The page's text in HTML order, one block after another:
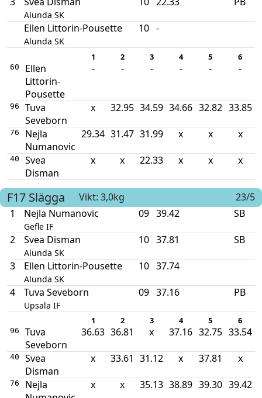
Alunda SK
Ellen Littorin-Pousette
Alunda SK
10 -
1 2 3 4 5 6
60
Ellen
Littorin-
Pousette
- - - - - -
96
Tuva
Seveborn
x 32.95 34.59 34.66 32.82 33.85
76
Nejla
Numanovic
29.34 31.47 31.99 x x x
40
Svea
Disman
x x 22.33 x x x
F17 Slägga Vikt: 3,0kg
23/5
1
Nejla Numanovic
Gefle IF
09 39.42 SB
2 Svea Disman
Alunda SK
10 37.81 SB
3 Ellen Littorin-Pousette
Alunda SK
10 37.74
4 Tuva Seveborn
Upsala IF
09 37.16 PB
1 2 3 4 5 6
96
Tuva
Seveborn
36.63 36.81 x 37.16 32.75 33.54
40
Svea
Disman
x 33.61 31.12 x 37.81 x
76
Nejla
x x 35.13 38.89 39.30 39.42